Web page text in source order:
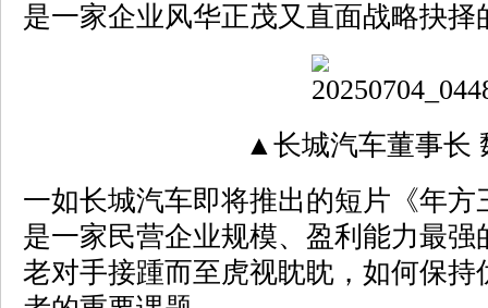
是一家企业风华正茂又直面战略抉择
▲长城汽车董事长
一如长城汽车即将推出的短片《年
是一家民营企业规模、盈利能力最
老对手接踵而至虎视眈眈，如何保